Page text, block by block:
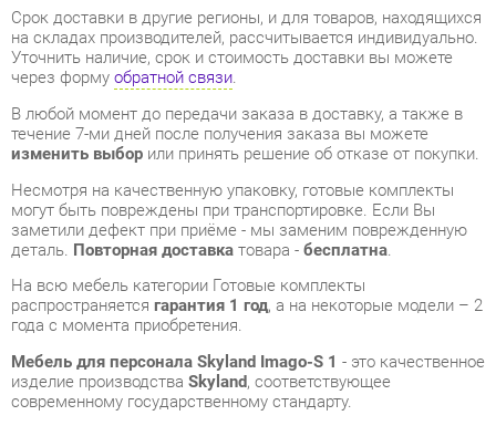
В любой момент до передачи заказа в доставку, а также в
течение 7-ми дней после получения заказа вы можете
изменить выборили принять решение об отказе от покупки.
Несмотря на качественную упаковку, готовые комплекты
могут быть повреждены при транспортировке. Если Вы
заметили дефект при приёме - мы заменим поврежденную
деталь.Повторная доставка товара -бесплатна.
На всю мебель категории Готовые комплекты
распространяетсягарантия 1 год, а на некоторые модели – 2
года с момента приобретения.
изделие производстваSkyland, соответствующее
современному государственному стандарту.
будем рады, если вы оставите отзыв об опыте его
использования, который поможет сориентироваться нашим
будущим покупателям.